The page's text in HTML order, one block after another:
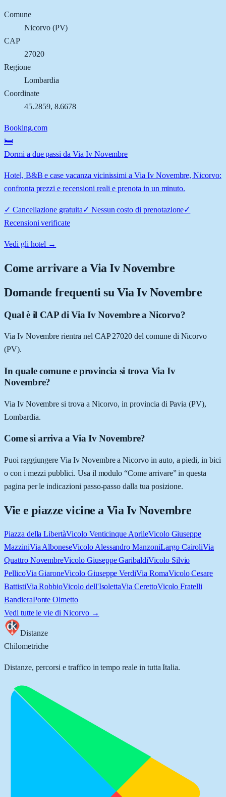
Comune
Nicorvo(PV)
CAP
27020
Regione
Lombardia
Coordinate
45.2859, 8.6678
Booking.com
🛏️
Dormi a due passi da Via Iv Novembre
Hotel, B&B e case vacanza vicinissimi a Via Iv Novembre, Nicorvo:
confronta prezzi e recensioni reali e prenota in un minuto.
✓ Cancellazione gratuita✓ Nessun costo di prenotazione✓
Recensioni verificate
Vedi gli hotel →
Come arrivare aVia Iv Novembre
Domande frequenti su Via Iv Novembre
Qual è il CAP di Via Iv Novembre a Nicorvo?
Via Iv Novembre rientra nel CAP 27020 del comune di Nicorvo
(PV).
In quale comune e provincia si trova Via Iv
Novembre?
Via Iv Novembre si trova a Nicorvo, in provincia di Pavia (PV),
Lombardia.
Come si arriva a Via Iv Novembre?
Puoi raggiungere Via Iv Novembre a Nicorvo in auto, a piedi, in bici
o con i mezzi pubblici. Usa il modulo “Come arrivare” in questa
pagina per le indicazioni passo-passo dalla tua posizione.
Vie e piazze vicine a Via Iv Novembre
Piazza della LibertàVicolo Venticinque AprileVicolo Giuseppe
MazziniVia AlboneseVicolo Alessandro ManzoniLargo CairoliVia
Quattro NovembreVicolo Giuseppe GaribaldiVicolo Silvio
PellicoVia GiaroneVicolo Giuseppe VerdiVia RomaVicolo Cesare
BattistiVia RobbioVicolo dell'IsolettaVia CerettoVicolo Fratelli
BandieraPonte Olmetto
Vedi tutte le vie di Nicorvo→
Distanze
Chilometriche
Distanze, percorsi e traffico in tempo reale in tutta Italia.